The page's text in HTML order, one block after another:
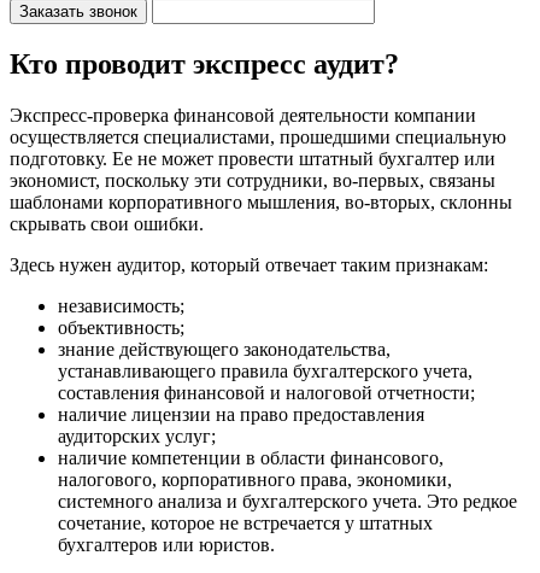
Заказать звонок
Кто проводит экспресс аудит?
Экспресс-проверка финансовой деятельности компании
осуществляется специалистами, прошедшими специальную
подготовку. Ее не может провести штатный бухгалтер или
экономист, поскольку эти сотрудники, во-первых, связаны
шаблонами корпоративного мышления, во-вторых, склонны
скрывать свои ошибки.
Здесь нужен аудитор, который отвечает таким признакам:
независимость;
объективность;
знание действующего законодательства,
устанавливающего правила бухгалтерского учета,
составления финансовой и налоговой отчетности;
наличие лицензии на право предоставления
аудиторских услуг;
наличие компетенции в области финансового,
налогового, корпоративного права, экономики,
системного анализа и бухгалтерского учета. Это редкое
сочетание, которое не встречается у штатных
бухгалтеров или юристов.